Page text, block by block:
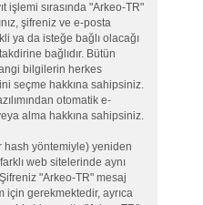
işlemi sırasında "Arkeo-TR"
şifreniz ve e-posta
ya da isteğe bağlı olacağı
bağlıdır. Bütün
bilgilerin herkes
seçme hakkına sahipsiniz.
otomatik e-
alma hakkına sahipsiniz.
hash yöntemiyle) yeniden
web sitelerinde aynı
"Arkeo-TR" mesaj
için gerekmektedir, ayrıca